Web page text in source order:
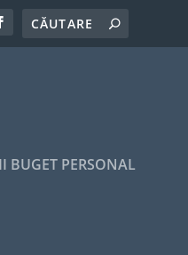
BUGET PERSONAL